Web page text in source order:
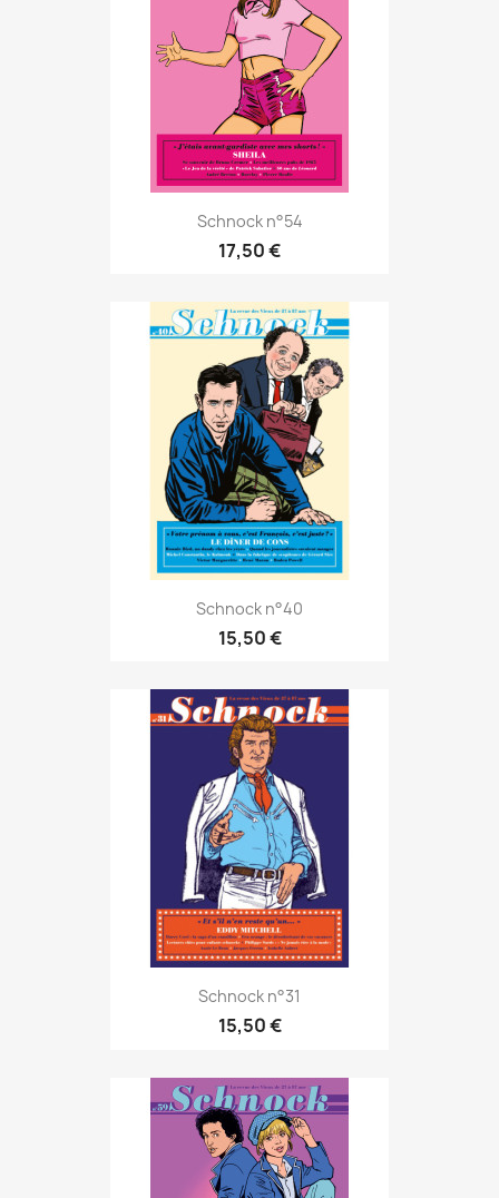
Schnock n°54
17,50 €
Schnock n°40
15,50 €
Schnock n°31
15,50 €